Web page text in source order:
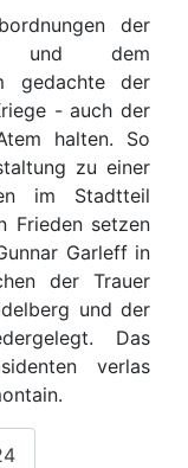
der
und dem
gedachte der
- auch der
halten. So
zu einer
im Stadtteil
Frieden setzen
Garleff in
der Trauer
und der
Das
verlas